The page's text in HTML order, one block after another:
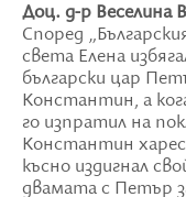
Доц. д-р Веселина
Според
света Елена
български цар
Константин, а
го изпратил на
Константин
късно издигнал
двамата с Петър